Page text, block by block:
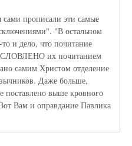
прописали эти самые
"В остальном
и дело, что почитание
их почитанием
самим Христом отделение
Даже больше,
поставлено выше кровного
Вам и оправдание Павлика